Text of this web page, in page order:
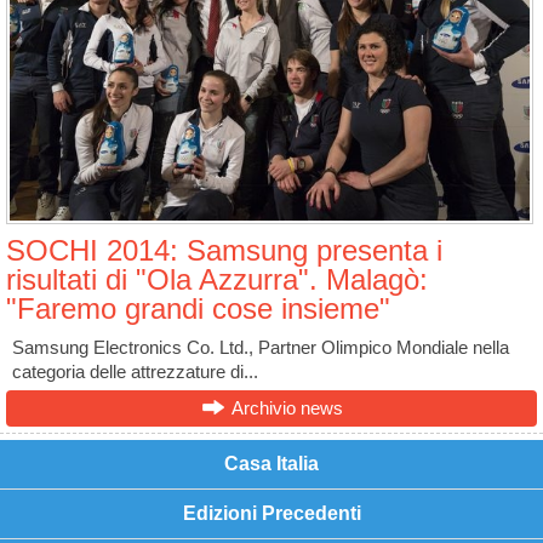
SOCHI 2014: Samsung presenta i
risultati di "Ola Azzurra". Malagò:
"Faremo grandi cose insieme"
Samsung Electronics Co. Ltd., Partner Olimpico Mondiale nella
categoria delle attrezzature di...
Archivio news
Casa Italia
Edizioni Precedenti